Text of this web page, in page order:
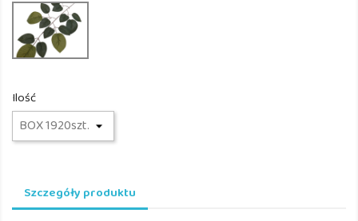
KS113
Ilość
Szczegóły produktu